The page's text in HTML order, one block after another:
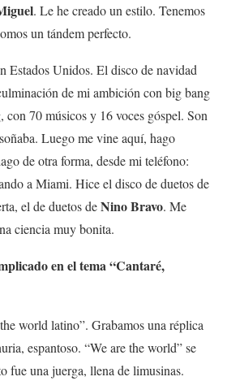
. Le he creado un estilo. Tenemos
un tándem perfecto.
Estados Unidos. El disco de navidad
de mi ambición con big bang
70 músicos y 16 voces góspel. Son
Luego me vine aquí, hago
de otra forma, desde mi teléfono:
a Miami. Hice el disco de duetos de
el de duetos deNino Bravo. Me
ciencia muy bonita.
en el tema “Cantaré,
world latino”. Grabamos una réplica
espantoso. “We are the world” se
fue una juerga, llena de limusinas.